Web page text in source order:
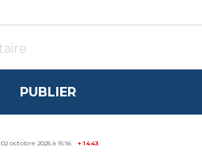
PUBLIER
02 octobre 2025 à 15:16 +1443